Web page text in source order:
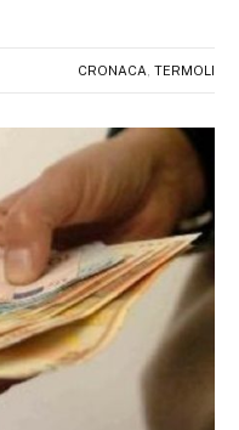
CRONACA TERMOLI